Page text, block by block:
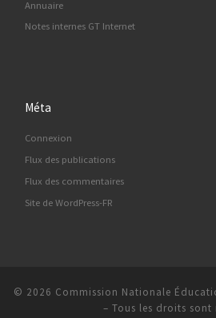
Annuaire
Notes internes GT Internet
Méta
Connexion
Flux des publications
Flux des commentaires
Site de WordPress-FR
© 2026 Commission Nationale
– Tous les droits sont